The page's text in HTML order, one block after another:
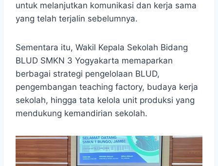
untuk melanjutkan komunikasi dan kerja sama
yang telah terjalin sebelumnya.
Sementara itu, Wakil Kepala Sekolah Bidang
BLUD SMKN 3 Yogyakarta memaparkan
berbagai strategi pengelolaan BLUD,
pengembangan teaching factory, budaya kerja
sekolah, hingga tata kelola unit produksi yang
mendukung kemandirian sekolah.